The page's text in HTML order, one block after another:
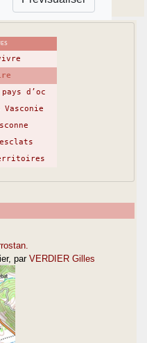
pays d’oc
Vasconie
, par VERDIER Gilles